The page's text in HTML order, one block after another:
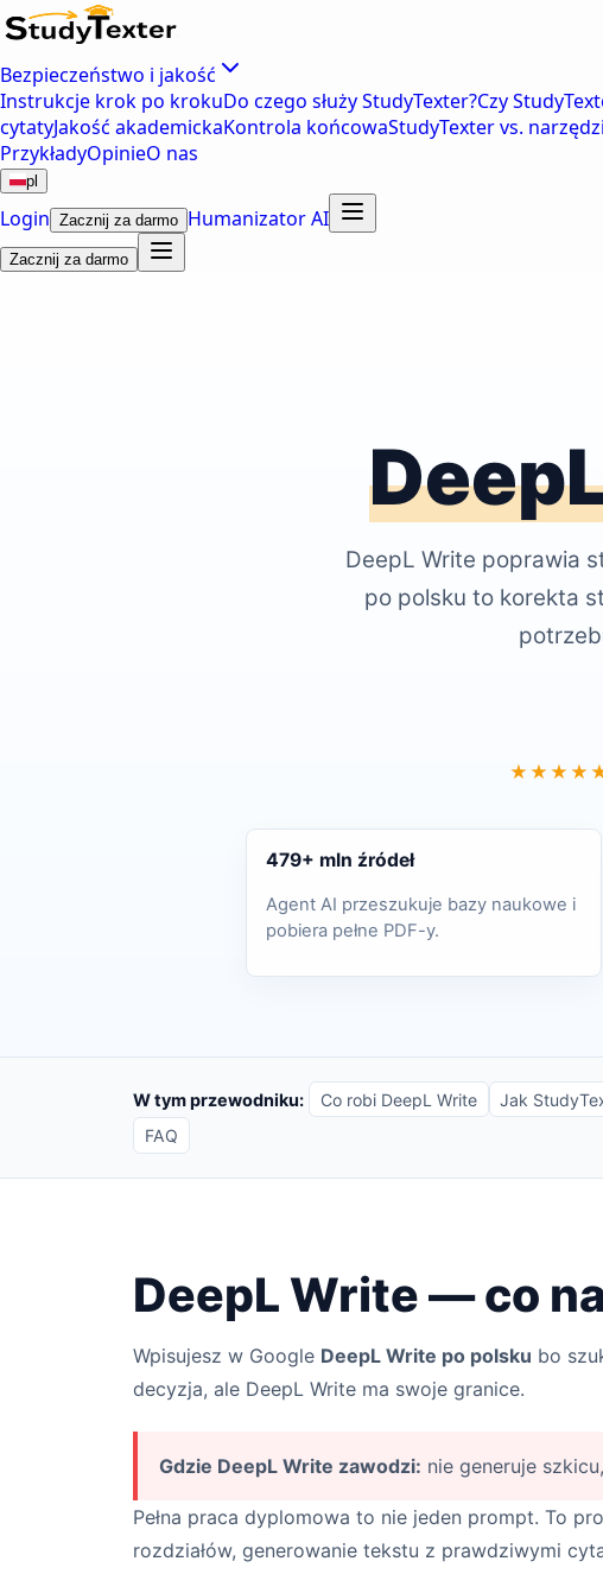
Bezpieczeństwo i jakość
Instrukcje krok po krokuDo czego służy StudyTexter?Czy
cytatyJakość akademickaKontrola końcowaStudyTexter vs.
PrzykładyOpinieO nas
pl
Login Zacznij za darmo Humanizator AI
Zacznij za darmo
DeepL Write poprawia
po polsku to korekta
479+ mln źródeł
Agent AI przeszukuje bazy naukowe i
pobiera pełne PDF-y.
W tym przewodniku: Co robi DeepL Write Jak
FAQ
DeepL Write — co
Wpisujesz w Google DeepL Write po polsku bo
decyzja, ale DeepL Write ma swoje granice.
Gdzie DeepL Write zawodzi: nie generuje
Pełna praca dyplomowa to nie jeden prompt. To
rozdziałów, generowanie tekstu z prawdziwymi